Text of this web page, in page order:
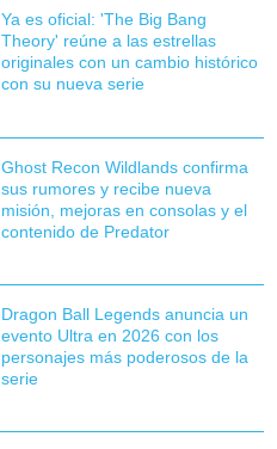
Ya es oficial: 'The Big Bang
Theory' reúne a las estrellas
originales con un cambio histórico
con su nueva serie
Ghost Recon Wildlands confirma
sus rumores y recibe nueva
misión, mejoras en consolas y el
contenido de Predator
Dragon Ball Legends anuncia un
evento Ultra en 2026 con los
personajes más poderosos de la
serie